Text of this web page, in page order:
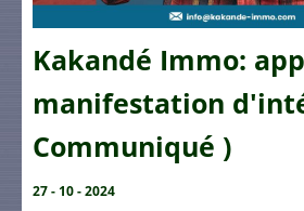
Kakandé Immo:
manifestation
Communiqué )
27 - 10 - 2024